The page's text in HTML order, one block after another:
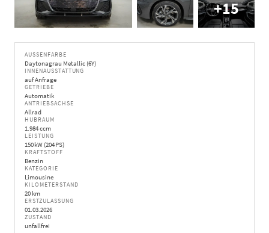
+15
AUSSENFARBE
Daytonagrau Metallic (6Y)
INNENAUSSTATTUNG
auf Anfrage
GETRIEBE
Automatik
ANTRIEBSACHSE
Allrad
HUBRAUM
1.984 ccm
LEISTUNG
150 kW (204 PS)
KRAFTSTOFF
Benzin
KATEGORIE
Limousine
KILOMETERSTAND
20 km
ERSTZULASSUNG
01.03.2026
ZUSTAND
unfallfrei